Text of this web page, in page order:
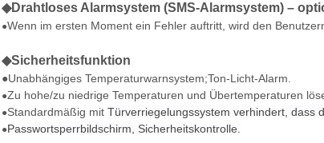
◆Drahtloses Alarmsystem (SMS-Alarmsystem) –
●Wenn im ersten Moment ein Fehler auftritt, wird den
◆Sicherheitsfunktion
●Unabhängiges Temperaturwarnsystem;Ton-Licht-Alarm.
●Zu hohe/zu niedrige Temperaturen und Übertemperaturen
●Standardmäßig mit Türverriegelungssystem verhindert, dass
●Passwortsperrbildschirm, Sicherheitskontrolle.